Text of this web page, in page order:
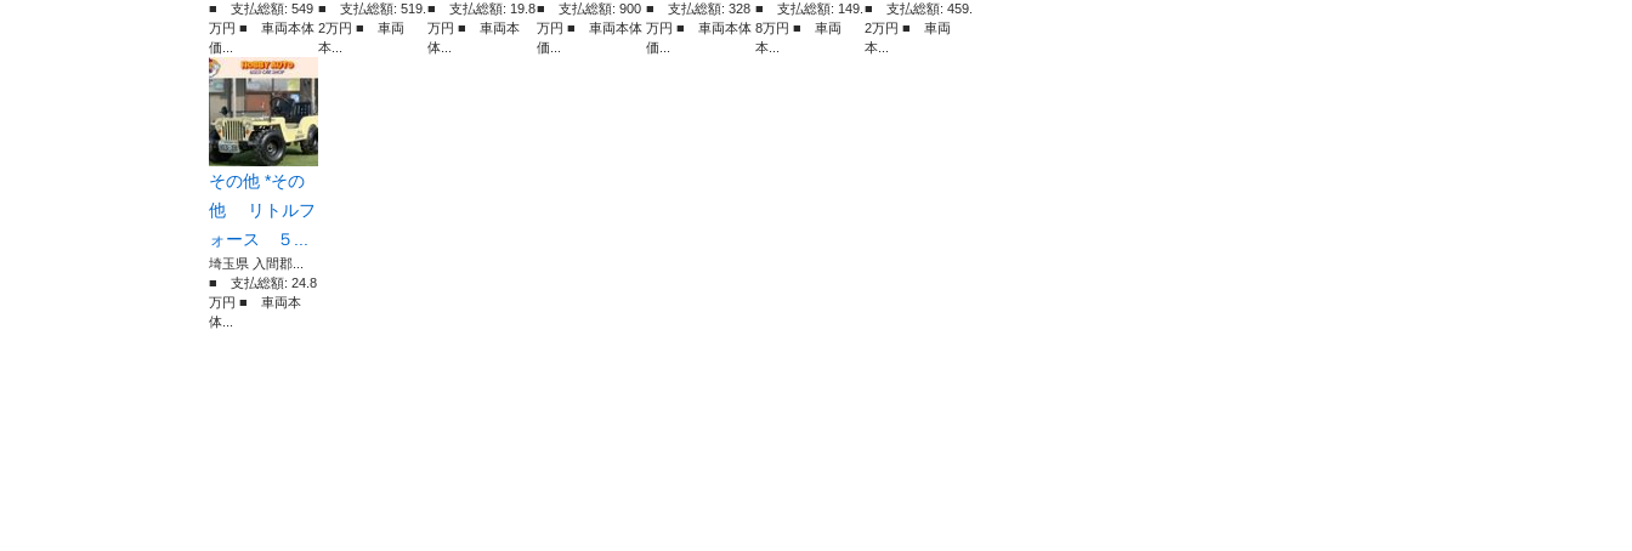
■ 支払総額: 549
万円 ■ 車両本体
価...
■ 支払総額: 519.
2万円 ■ 車両
本...
■ 支払総額: 19.8
万円 ■ 車両本
体...
■ 支払総額: 900
万円 ■ 車両本体
価...
■ 支払総額: 328
万円 ■ 車両本体
価...
■ 支払総額: 149.
8万円 ■ 車両
本...
■ 支払総額: 459.
2万円 ■ 車両
本...
その他 *その
他 リトルフ
ォース ５...
埼玉県 入間郡...
■ 支払総額: 24.8
万円 ■ 車両本
体...